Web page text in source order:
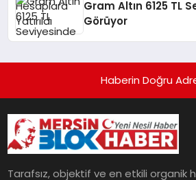
Gram Altın 6125 TL
Görüyor
Haberin Doğru
Tarafsız, objektif ve en etkili organik